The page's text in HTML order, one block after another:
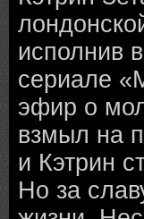
исполнив
сериале
эфир о
взмыл на
и Кэтрин
Но за